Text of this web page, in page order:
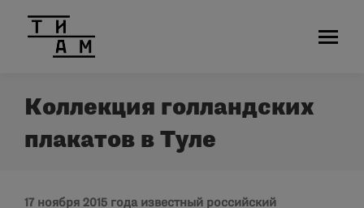
Коллекция голландских
плакатов в Туле
17 ноября 2015 года известный российский